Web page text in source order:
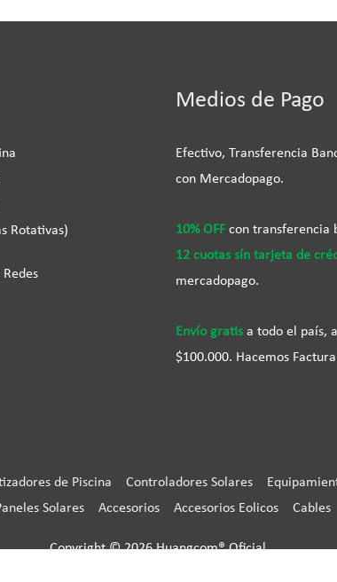
Rotativas)
Medios de Pago
Efectivo, Transferencia
con Mercadopago.
10% OFF con transferencia
12 cuotas sín tarjeta de
mercadopago.
Envío gratis a todo el país,
$100.000. Hacemos
de Piscina Controladores Solares
Solares Accesorios Accesorios Eolicos Cables
Copyright © 2026Huangcom® Oficial